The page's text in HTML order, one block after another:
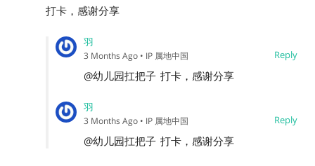
打卡，感谢分享
羽
Reply
3 Months Ago • IP 属地中国
@幼儿园扛把子 打卡，感谢分享
羽
Reply
3 Months Ago • IP 属地中国
@幼儿园扛把子 打卡，感谢分享